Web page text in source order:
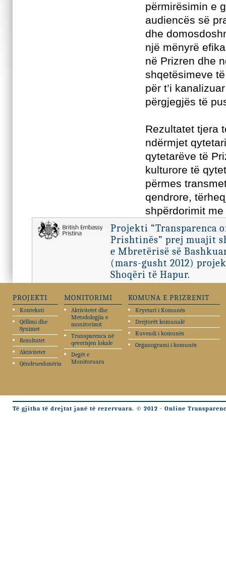
përmirësimin e
audiencës së
dhe
një mënyrë
në Prizren dhe
shqetësimeve
për t’i
përgjegjës të
Rezultatet tjera
ndërmjet
qytetarëve të
kulturore të
përmes
qendrore,
shpërdorimit
Projekti “Transparenca
Prishtinës” prej muajit
e Mbretërisë së
(mars-gusht 2012)
Shoqëri të Hapur.
PROJEKTI
Konteksti
Qëllimi dhe
Synimet
Rezultatet
Aktivitetet
Qëndrueshmëria
MONITORIMI
Aktivitetet dhe
Metodologjia e
monitorimit
Transparenca në
qeverisjen lokale
Degët e
Monitoruara
KOMUNA E PRIZRENIT
Kryetari i Komunës
Drejtorët komunalë
Kuvendi i komunës
Organogrami i komunës
Të gjitha të drejtat janë të rezervuara. © 2012 - Online